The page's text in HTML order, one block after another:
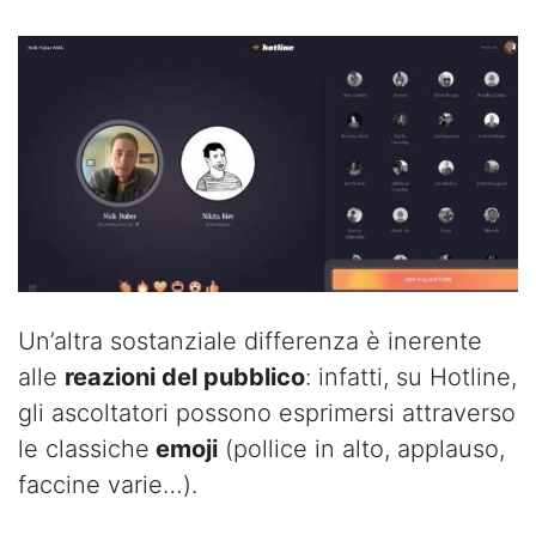
Un’altra sostanziale differenza è inerente
alle reazioni del pubblico: infatti, su Hotline,
gli ascoltatori possono esprimersi attraverso
le classiche emoji (pollice in alto, applauso,
faccine varie…).